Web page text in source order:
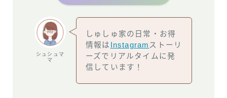
シュシュマ
マ
しゅしゅ家の日常・お得
情報は Instagram ストーリ
ーズでリアルタイムに発
信しています！